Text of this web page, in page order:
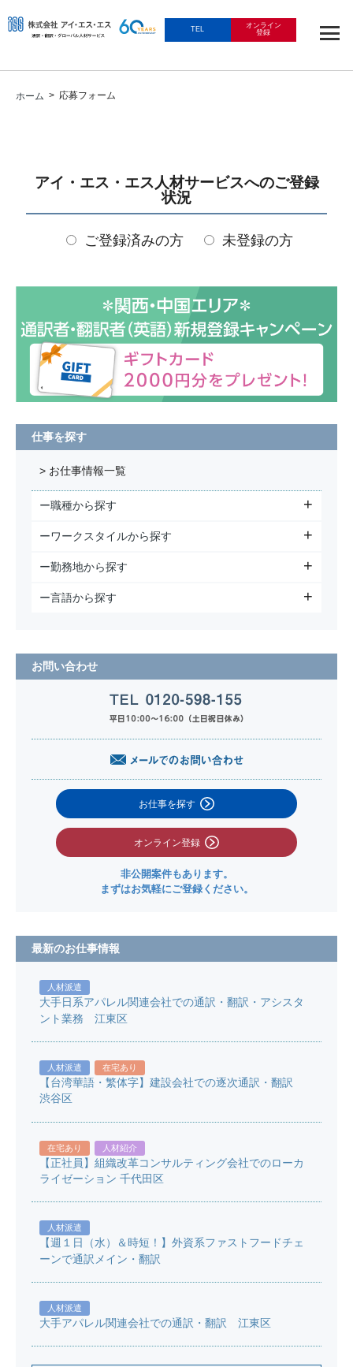
TEL
オンライン
登録
ホーム > 応募フォーム
アイ・エス・エス人材サービスへのご登録
状況
ご登録済みの方 未登録の方
仕事を探す
> お仕事情報一覧
ー職種から探す
ーワークスタイルから探す
ー勤務地から探す
ー言語から探す
お問い合わせ
お仕事を探す
オンライン登録
非公開案件もあります。
まずはお気軽にご登録ください。
最新のお仕事情報
人材派遣
大手日系アパレル関連会社での通訳・翻訳・アシスタ
ント業務 江東区
人材派遣 在宅あり
【台湾華語・繁体字】建設会社での逐次通訳・翻訳
渋谷区
在宅あり 人材紹介
【正社員】組織改革コンサルティング会社でのローカ
ライゼーション 千代田区
人材派遣
【週１日（水）＆時短！】外資系ファストフードチェ
ーンで通訳メイン・翻訳
人材派遣
大手アパレル関連会社での通訳・翻訳 江東区